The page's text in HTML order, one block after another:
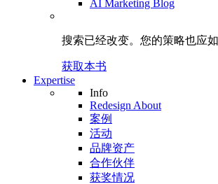
AI Marketing Blog
搜索已经改变。 您的策略也应
获取本书
Expertise
Info
Redesign About
案例
活动
品牌资产
合作伙伴
获奖情况